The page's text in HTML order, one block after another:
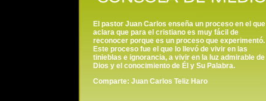
El pastor Juan Carlos enseña un proceso en el que
aclara que para el cristiano es muy fácil de
reconocer porque es un proceso que experimentó.
Este proceso fue el que lo llevó de vivir en las
tinieblas e ignorancia, a vivir en la luz admirable de
Dios y el conocimiento de Él y Su Palabra.
Comparte: Juan Carlos Teliz Haro